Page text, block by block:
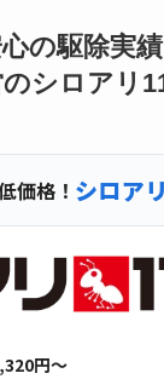
心の駆除実績
シロアリ
価格！ シロア
円〜